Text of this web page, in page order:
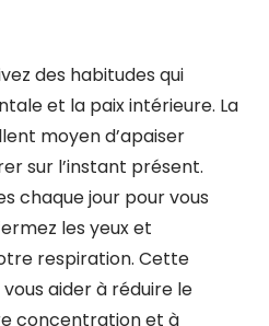
des habitudes qui
et la paix intérieure. La
moyen d’apaiser
sur l’instant présent.
chaque jour pour vous
les yeux et
respiration. Cette
aider à réduire le
concentration et à